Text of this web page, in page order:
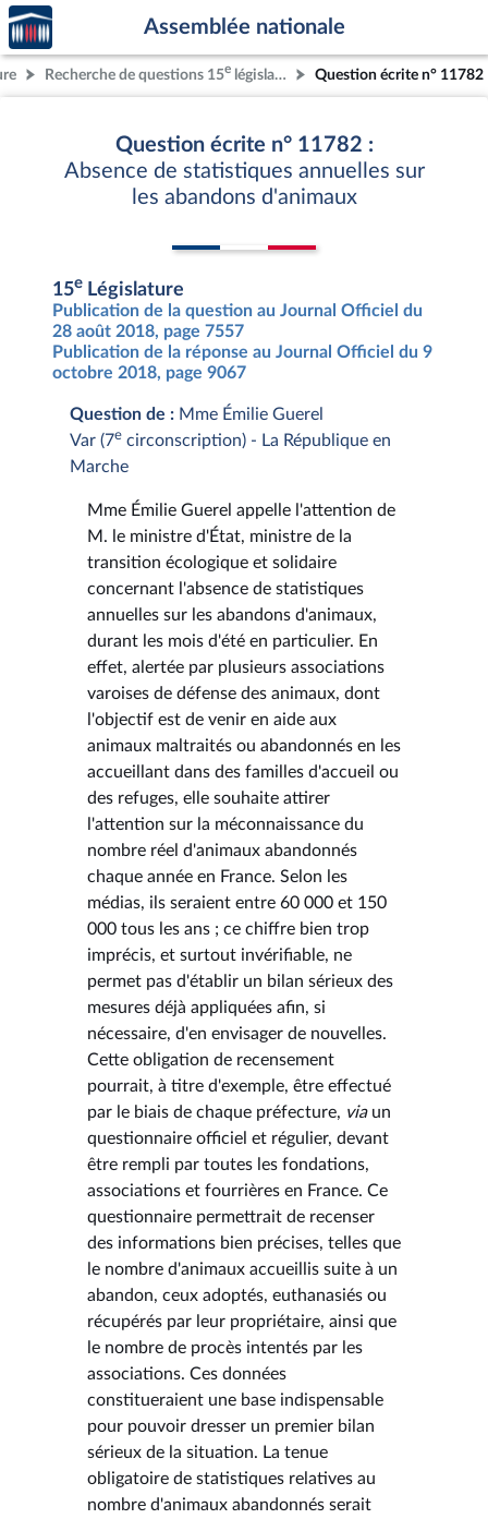
Aller au contenu
Aller en bas de la page
Accèder
à la
page
d'accueil
Assemblée nationale
Recherche de questions 15e législature Question écrite n° 11782
Question écrite n° 11782 :
Absence de statistiques annuelles sur
les abandons d'animaux
15e Législature
Publication de la question au Journal Officiel du
28 août 2018, page 7557
Publication de la réponse au Journal Officiel du 9
octobre 2018, page 9067
Question de : Mme Émilie Guerel
Var (7e circonscription) - La République en
Marche
Mme Émilie Guerel appelle l'attention de
M. le ministre d'État, ministre de la
transition écologique et solidaire
concernant l'absence de statistiques
annuelles sur les abandons d'animaux,
durant les mois d'été en particulier. En
effet, alertée par plusieurs associations
varoises de défense des animaux, dont
l'objectif est de venir en aide aux
animaux maltraités ou abandonnés en les
accueillant dans des familles d'accueil ou
des refuges, elle souhaite attirer
l'attention sur la méconnaissance du
nombre réel d'animaux abandonnés
chaque année en France. Selon les
médias, ils seraient entre 60 000 et 150
000 tous les ans ; ce chiffre bien trop
imprécis, et surtout invérifiable, ne
permet pas d'établir un bilan sérieux des
mesures déjà appliquées afin, si
nécessaire, d'en envisager de nouvelles.
Cette obligation de recensement
pourrait, à titre d'exemple, être effectué
par le biais de chaque préfecture, viaun
questionnaire officiel et régulier, devant
être rempli par toutes les fondations,
associations et fourrières en France. Ce
questionnaire permettrait de recenser
des informations bien précises, telles que
le nombre d'animaux accueillis suite à un
abandon, ceux adoptés, euthanasiés ou
récupérés par leur propriétaire, ainsi que
le nombre de procès intentés par les
associations. Ces données
constitueraient une base indispensable
pour pouvoir dresser un premier bilan
sérieux de la situation. La tenue
obligatoire de statistiques relatives au
nombre d'animaux abandonnés serait